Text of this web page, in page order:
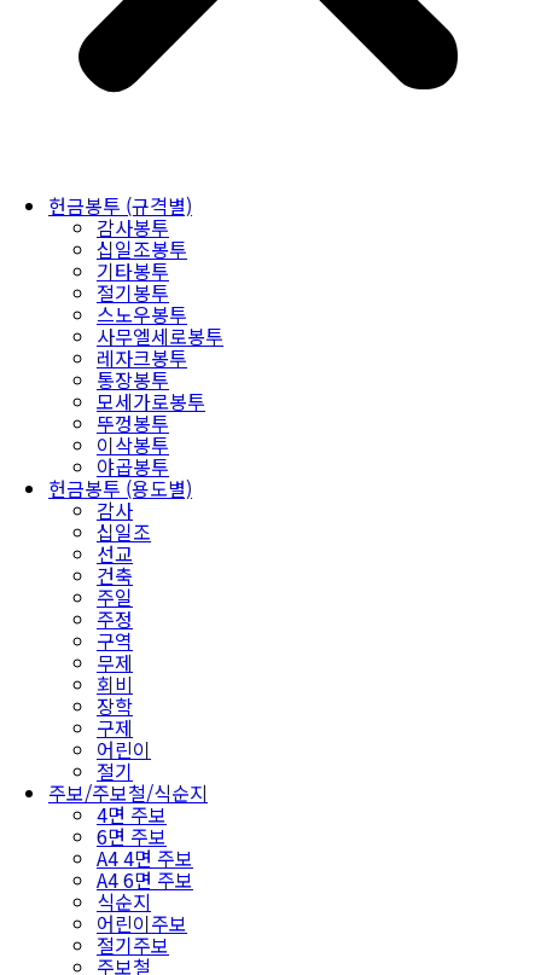
헌금봉투 (규격별)
감사봉투
십일조봉투
기타봉투
절기봉투
스노우봉투
사무엘세로봉투
레자크봉투
통장봉투
모세가로봉투
뚜껑봉투
이삭봉투
야곱봉투
헌금봉투 (용도별)
감사
십일조
선교
건축
주일
주정
구역
무제
회비
장학
구제
어린이
절기
주보/주보철/식순지
4면 주보
6면 주보
A4 4면 주보
A4 6면 주보
식순지
어린이주보
절기주보
주보철